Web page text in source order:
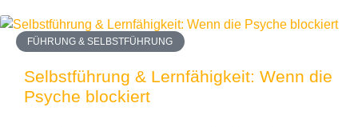
FÜHRUNG & SELBSTFÜHRUNG
Selbstführung & Lernfähigkeit: Wenn die
Psyche blockiert